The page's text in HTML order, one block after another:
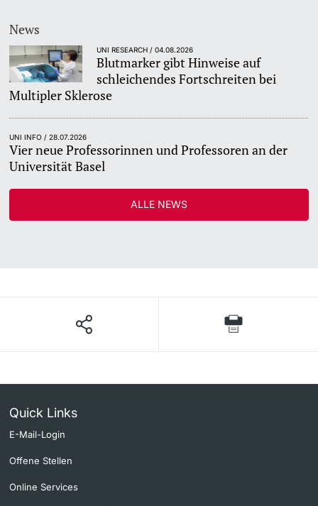
News
UNI RESEARCH / 04.08.2026
Blutmarker gibt Hinweise auf
schleichendes Fortschreiten bei
Multipler Sklerose
UNI INFO / 28.07.2026
Vier neue Professorinnen und Professoren an der
Universität Basel
ALLE NEWS
Quick Links
E-Mail-Login
Offene Stellen
Online Services